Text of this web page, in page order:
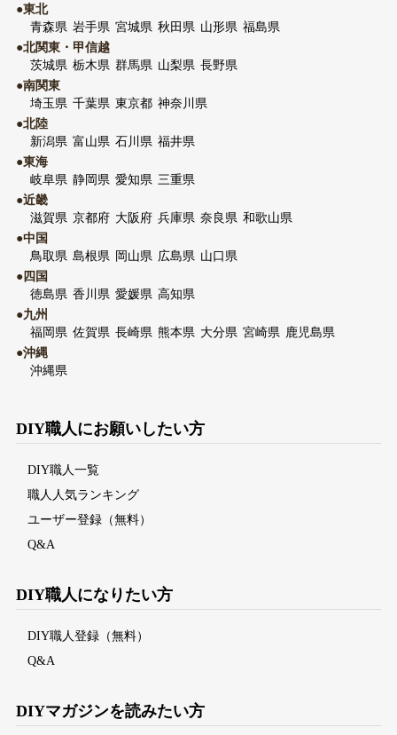
●東北
青森県 岩手県 宮城県 秋田県 山形県 福島県
●北関東・甲信越
茨城県 栃木県 群馬県 山梨県 長野県
●南関東
埼玉県 千葉県 東京都 神奈川県
●北陸
新潟県 富山県 石川県 福井県
●東海
岐阜県 静岡県 愛知県 三重県
●近畿
滋賀県 京都府 大阪府 兵庫県 奈良県 和歌山県
●中国
鳥取県 島根県 岡山県 広島県 山口県
●四国
徳島県 香川県 愛媛県 高知県
●九州
福岡県 佐賀県 長崎県 熊本県 大分県 宮崎県 鹿児島県
●沖縄
沖縄県
DIY職人にお願いしたい方
DIY職人一覧
職人人気ランキング
ユーザー登録（無料）
Q&A
DIY職人になりたい方
DIY職人登録（無料）
Q&A
DIYマガジンを読みたい方